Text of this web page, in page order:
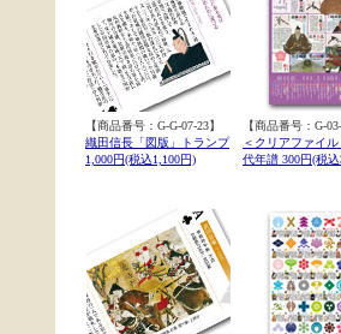
【商品番号：G-G-07-23】
織田信長「図版」トランプ
1,000円(税込1,100円)
【商品番号：G-
＜クリアファイ
代年譜 300円(税込